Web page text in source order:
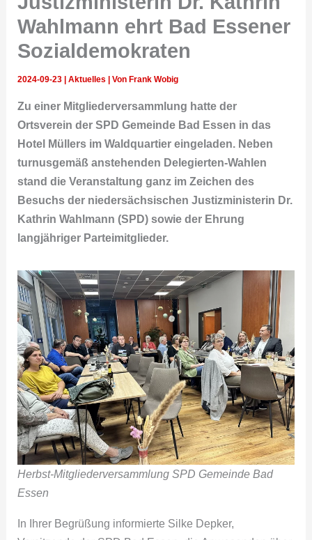
Wahlmann ehrt Bad Essener
Sozialdemokraten
2024-09-23 |Aktuelles | VonFrank Wobig
Zu einer Mitgliederversammlung hatte der
Ortsverein der SPD Gemeinde Bad Essen in das
Hotel Müllers im Waldquartier eingeladen. Neben
turnusgemäß anstehenden Delegierten-Wahlen
stand die Veranstaltung ganz im Zeichen des
Besuchs der niedersächsischen Justizministerin Dr.
Kathrin Wahlmann (SPD) sowie der Ehrung
langjähriger Parteimitglieder.
Herbst-Mitgliederversammlung SPD Gemeinde Bad
Essen
In Ihrer Begrüßung informierte Silke Depker,